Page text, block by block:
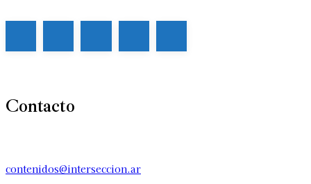
Contacto
contenidos@interseccion.ar